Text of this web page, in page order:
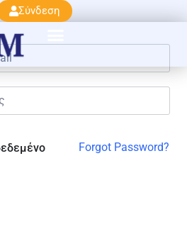
Σύνδεση
πάλι!
Forgot Password?